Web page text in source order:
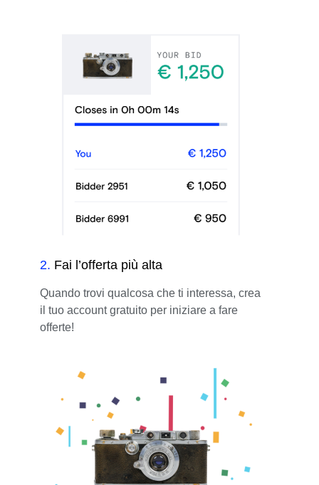
2. Fai l’offerta più alta
Quando trovi qualcosa che ti interessa, crea
il tuo account gratuito per iniziare a fare
offerte!